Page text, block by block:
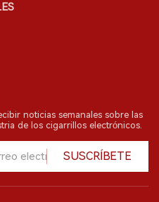
noticias semanales sobre las
de los cigarrillos electrónicos.
SUSCRÍBETE